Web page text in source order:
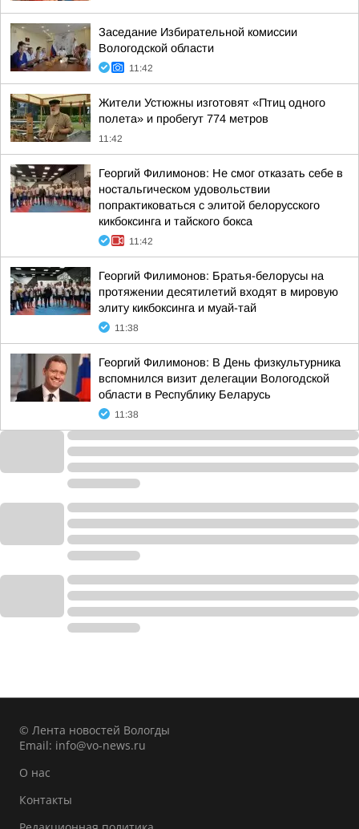
Заседание Избирательной комиссии
Вологодской области
11:42
Жители Устюжны изготовят «Птиц одного
полета» и пробегут 774 метров
11:42
Георгий Филимонов: Не смог отказать себе в
ностальгическом удовольствии
попрактиковаться с элитой белорусского
кикбоксинга и тайского бокса
11:42
Георгий Филимонов: Братья-белорусы на
протяжении десятилетий входят в мировую
элиту кикбоксинга и муай-тай
11:38
Георгий Филимонов: В День физкультурника
вспомнился визит делегации Вологодской
области в Республику Беларусь
11:38
© Лента новостей Вологды
Email: info@vo-news.ru
О нас
Контакты